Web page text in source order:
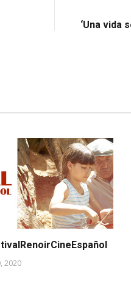
‘Una vida
2020